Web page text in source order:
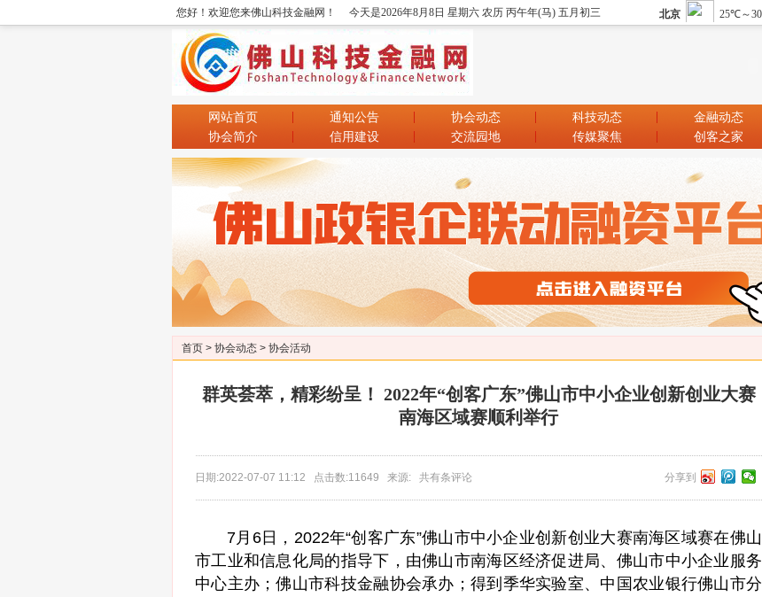
您好！欢迎您来佛山科技金融网！ 今天是2026年8月8日 星期六 农历 丙午年(马) 五月初三
网站首页 通知公告 协会动态 科技动态 金融动态
协会简介
信用建设 交流园地 传媒聚焦 创客之家
首页 > 协会动态 > 协会活动
群英荟萃，精彩纷呈！ 2022年“创客广东”佛山市中小企业创新创业大赛
南海区域赛顺利举行
日期:2022-07-07 11:12 点击数:11649 来源: 共有条评论 分享到
7月6日，2022年“创客广东”佛山市中小企业创新创业大赛南海区域赛在佛山
市工业和信息化局的指导下，由佛山市南海区经济促进局、佛山市中小企业服务
中心主办；佛山市科技金融协会承办；得到季华实验室、中国农业银行佛山市分